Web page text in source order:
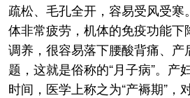
疏松、毛孔全开，容易受风受
体非常疲劳，机体的免疫功能
调养，很容易落下腰酸背痛、产
题，这就是俗称的“月子病”。产
时间，医学上称之为“产褥期”，